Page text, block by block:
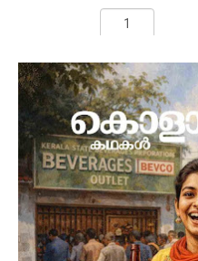
ADD TO CART